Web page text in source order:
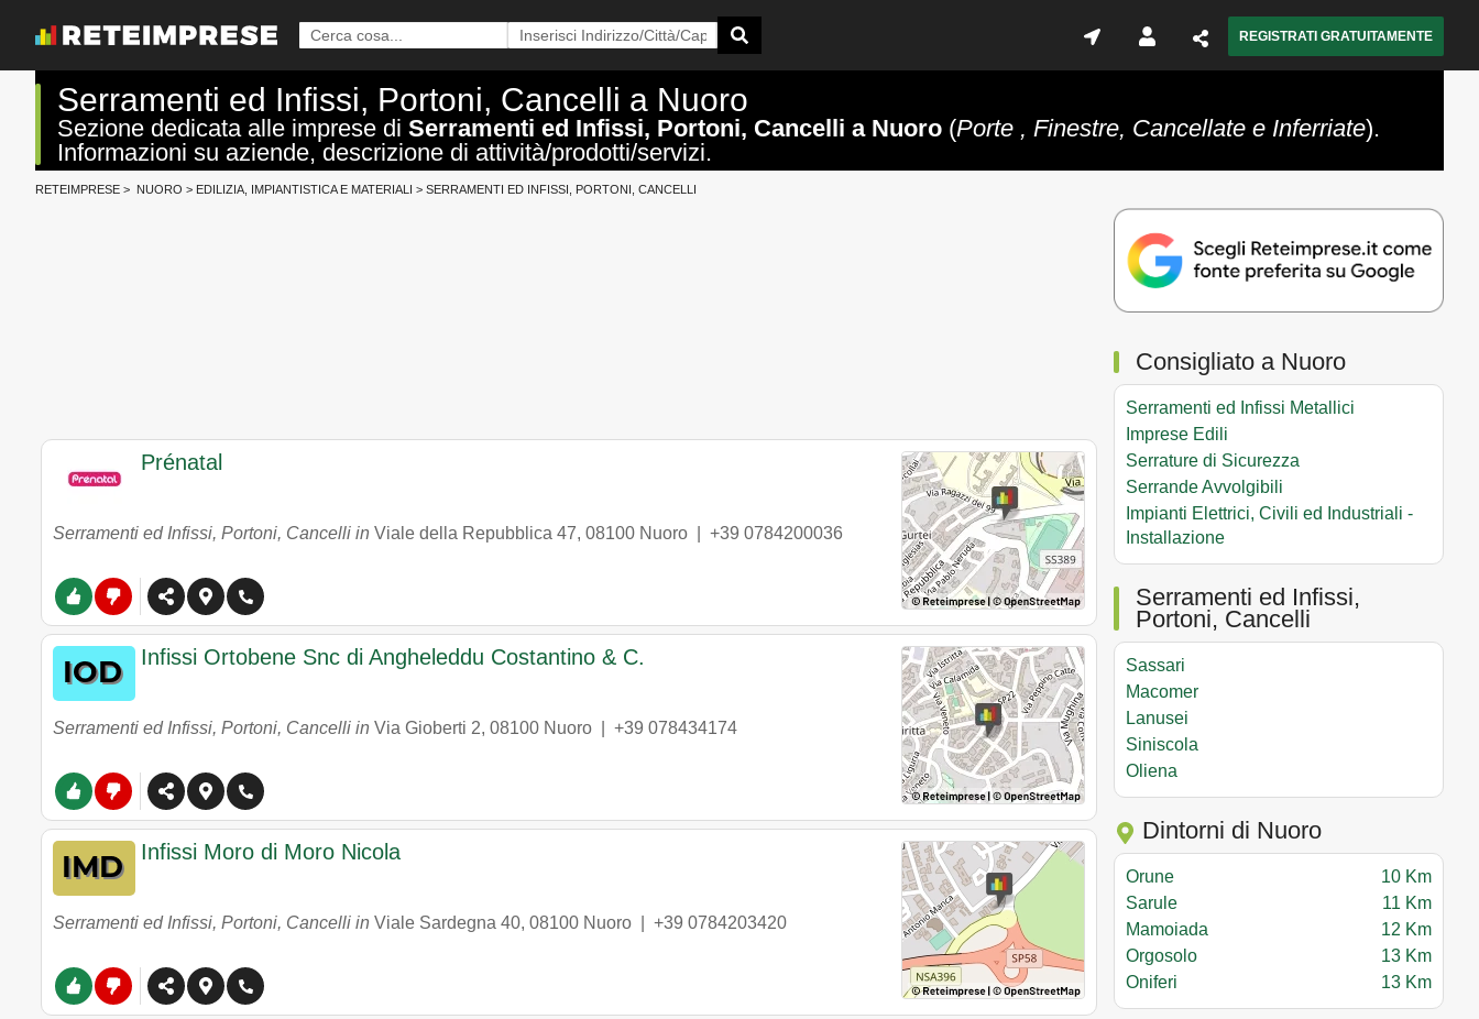
REGISTRATI GRATUITAMENTE
Serramenti ed Infissi, Portoni, Cancelli a Nuoro
Sezione dedicata alle imprese di Serramenti ed Infissi, Portoni, Cancelli a Nuoro (Porte , Finestre, Cancellate e Inferriate).
Informazioni su aziende, descrizione di attività/prodotti/servizi.
RETEIMPRESE > NUORO > EDILIZIA, IMPIANTISTICA E MATERIALI > SERRAMENTI ED INFISSI, PORTONI, CANCELLI
Prénatal
Serramenti ed Infissi, Portoni, Cancelli in Viale della Repubblica 47, 08100 Nuoro +39 0784200036
Infissi Ortobene Snc di Angheleddu Costantino & C.
Serramenti ed Infissi, Portoni, Cancelli in Via Gioberti 2, 08100 Nuoro +39 078434174
Infissi Moro di Moro Nicola
Serramenti ed Infissi, Portoni, Cancelli in Viale Sardegna 40, 08100 Nuoro +39 0784203420
Consigliato a Nuoro
Serramenti ed Infissi Metallici
Imprese Edili
Serrature di Sicurezza
Serrande Avvolgibili
Impianti Elettrici, Civili ed Industriali -
Installazione
Serramenti ed Infissi,
Portoni, Cancelli
Sassari
Macomer
Lanusei
Siniscola
Oliena
Dintorni di Nuoro
Orune
10 Km
Sarule
11 Km
Mamoiada
12 Km
Orgosolo
13 Km
Oniferi
13 Km